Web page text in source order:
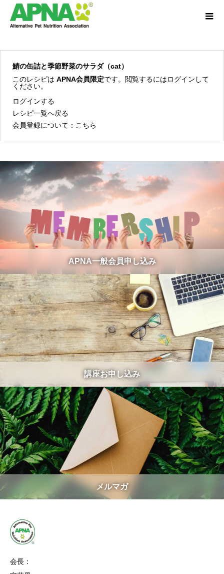
鯖の缶詰と季節野菜のサラダ（cat）
このレシピは APNA会員限定です。閲覧するにはログインして
ください。
ログインする
レシピ一覧へ戻る
会員登録について： こちら
APNA一般会員申し込み
講座お申し込み
メルマガ
会長：